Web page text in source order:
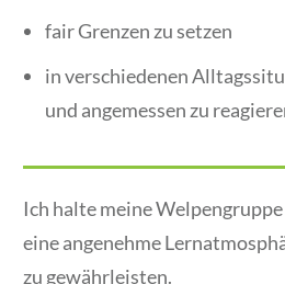
fair Grenzen zu setzen
in verschiedenen
und angemessen zu
Ich halte meine
eine angenehme
zu gewährleisten.